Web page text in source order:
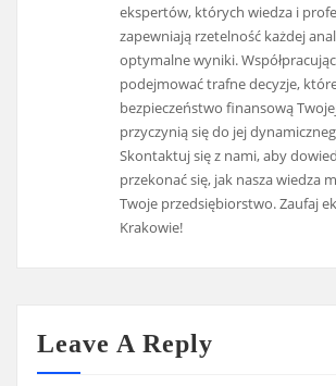
ekspertów, których wiedza i
zapewniają rzetelność każdej
optymalne wyniki.
podejmować trafne decyzje,
bezpieczeństwo finansową
przyczynią się do jej
Skontaktuj się z nami, aby
przekonać się, jak nasza wiedza
Twoje przedsiębiorstwo. Zaufaj
Krakowie!
Leave A Reply